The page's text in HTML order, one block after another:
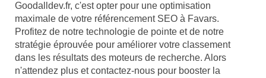
Goodalldev.fr, c'est opter pour une optimisation
maximale de votre référencement SEO à Favars.
Profitez de notre technologie de pointe et de notre
stratégie éprouvée pour améliorer votre classement
dans les résultats des moteurs de recherche. Alors
n'attendez plus et contactez-nous pour booster la